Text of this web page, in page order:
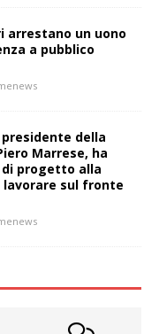
arrestano un uono
a pubblico
della
Marrese, ha
progetto alla
lavorare sul fronte